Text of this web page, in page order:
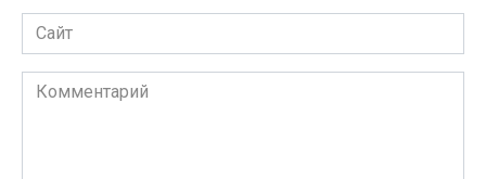
Сайт
Комментарий